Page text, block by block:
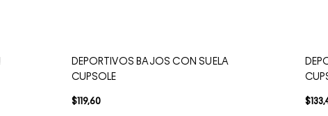
DEPORTIVOS BAJOS CON SUELA
CUPSOLE
$119,60 $133,